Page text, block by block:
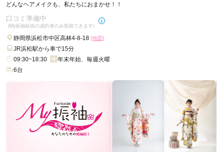
どんなヘアメイクも、私たちにおまかせ！！
口コミ準備中
(My振袖経由の成約者のみ投稿できます)
静岡県浜松市中区高林4-8-18 [地図]
JR浜松駅から車で15分
09:30~18:30
年末年始、毎週火曜
6台